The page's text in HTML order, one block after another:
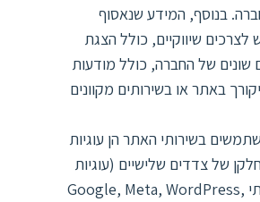
בנוסף, המידע שנאסוף
שיווקיים, כולל הצגת
שונים של החברה, כולל מודעות
באתר או בשירותים מקוונים
בשירותי האתר הן עוגיות
של צדדים שלישיים (עוגיות
צד שלישי), כגון של שירותי Google, Meta, WordPress,